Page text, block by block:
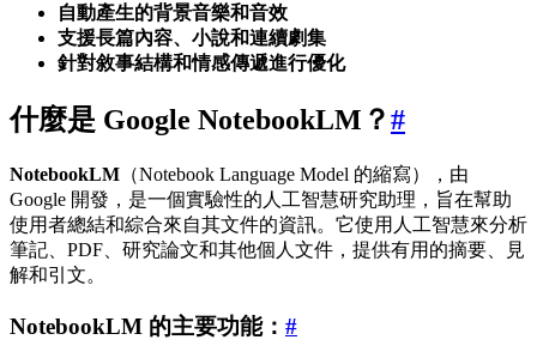
自動產生的背景音樂和音效
支援長篇內容、小說和連續劇集
針對敘事結構和情感傳遞進行優化
什麼是 Google NotebookLM？#
NotebookLM （Notebook Language Model 的縮寫），由
Google 開發，是一個實驗性的人工智慧研究助理，旨在幫助
使用者總結和綜合來自其文件的資訊。它使用人工智慧來分析
筆記、PDF、研究論文和其他個人文件，提供有用的摘要、見
解和引文。
NotebookLM 的主要功能： #